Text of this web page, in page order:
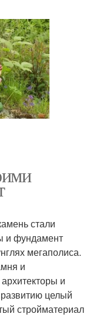
стали
и фундамент
мегаполиса.
и
и
целый
стройматериал